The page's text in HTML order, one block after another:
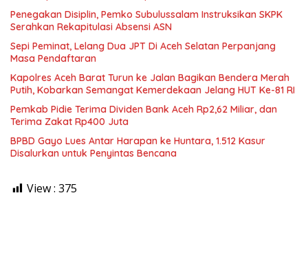
Penegakan Disiplin, Pemko Subulussalam Instruksikan SKPK
Serahkan Rekapitulasi Absensi ASN
Sepi Peminat, Lelang Dua JPT Di Aceh Selatan Perpanjang
Masa Pendaftaran
Kapolres Aceh Barat Turun ke Jalan Bagikan Bendera Merah
Putih, Kobarkan Semangat Kemerdekaan Jelang HUT Ke-81 RI
Pemkab Pidie Terima Dividen Bank Aceh Rp2,62 Miliar, dan
Terima Zakat Rp400 Juta
BPBD Gayo Lues Antar Harapan ke Huntara, 1.512 Kasur
Disalurkan untuk Penyintas Bencana
View : 375